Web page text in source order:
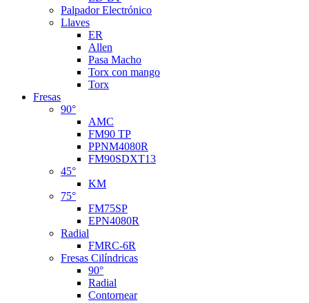
Palpador Electrónico
Llaves
ER
Allen
Pasa Macho
Torx con mango
Torx
Fresas
90°
AMC
FM90 TP
PPNM4080R
FM90SDXT13
45°
KM
75°
FM75SP
EPN4080R
Radial
FMRC-6R
Fresas Cilíndricas
90°
Radial
Contornear